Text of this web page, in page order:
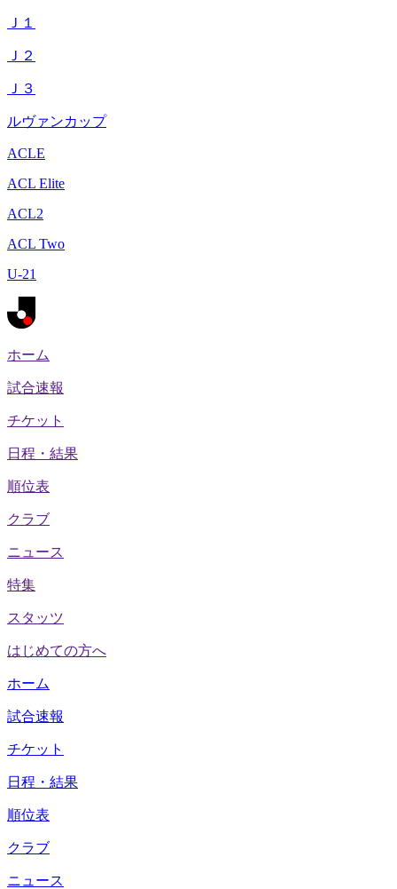
Ｊ１
Ｊ２
Ｊ３
ルヴァンカップ
ACLE
ACL Elite
ACL2
ACL Two
U-21
ホーム
試合速報
チケット
日程・結果
順位表
クラブ
ニュース
特集
スタッツ
はじめての方へ
ホーム
試合速報
チケット
日程・結果
順位表
クラブ
ニュース